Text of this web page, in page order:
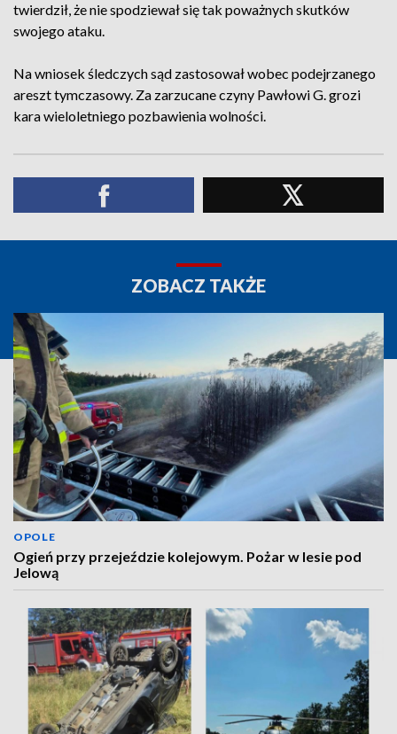
twierdził, że nie spodziewał się tak poważnych skutków
swojego ataku.
Na wniosek śledczych sąd zastosował wobec podejrzanego
areszt tymczasowy. Za zarzucane czyny Pawłowi G. grozi
kara wieloletniego pozbawienia wolności.
ZOBACZ TAKŻE
OPOLE
Ogień przy przejeździe kolejowym. Pożar w lesie pod
Jelową